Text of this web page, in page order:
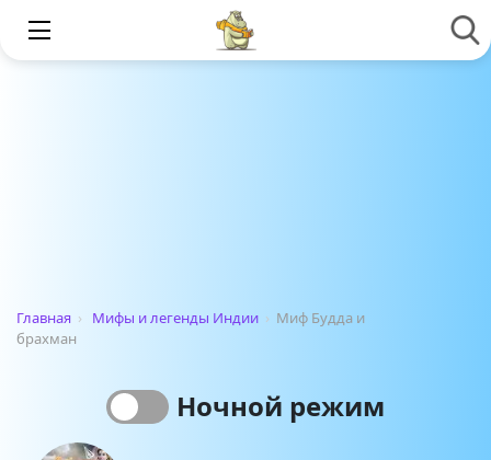
Главная › Мифы и легенды Индии › Миф Будда и
брахман
Ночной режим